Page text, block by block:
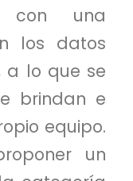
con una
los datos
a lo que se
brindan e
equipo.
un